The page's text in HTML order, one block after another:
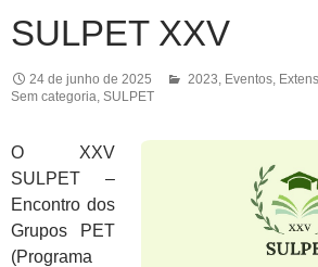
SULPET XXV
24 de junho de 2025 2023, Eventos,
Sem categoria, SULPET
O XXV
SULPET –
Encontro dos
Grupos PET
(Programa